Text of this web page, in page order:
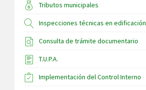
Tributos municipales
Inspecciones técnicas en edificación
Consulta de trámite documentario
T.U.P.A.
Implementación del Control Interno